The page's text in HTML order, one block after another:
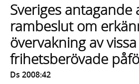
med
sökförslag
Sveriges antagande
rambeslut om
övervakning av
frihetsberövade
Ds 2008:42